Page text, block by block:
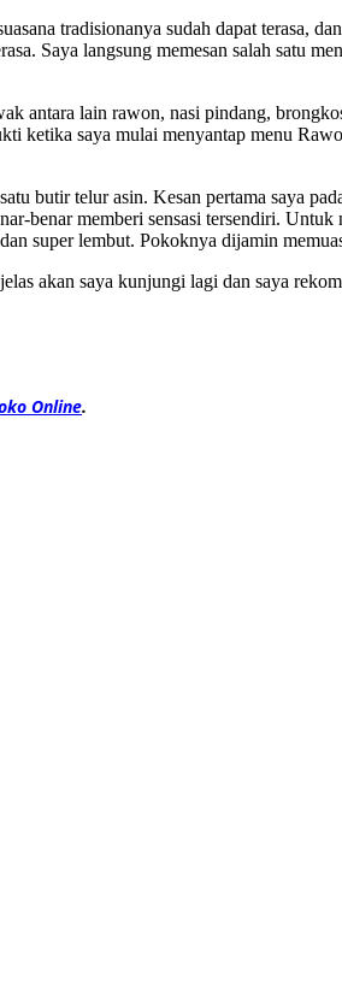
tradisionanya sudah dapat terasa,
Saya langsung memesan salah satu
antara lain rawon, nasi pindang,
ketika saya mulai menyantap menu
butir telur asin. Kesan pertama saya
benar memberi sensasi tersendiri. Untuk
super lembut. Pokoknya dijamin
akan saya kunjungi lagi dan saya
Online.